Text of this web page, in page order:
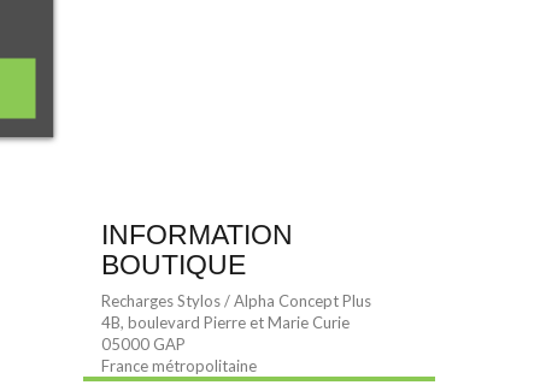
INFORMATION
BOUTIQUE
Recharges Stylos / Alpha Concept Plus
4B, boulevard Pierre et Marie Curie
05000 GAP
France métropolitaine